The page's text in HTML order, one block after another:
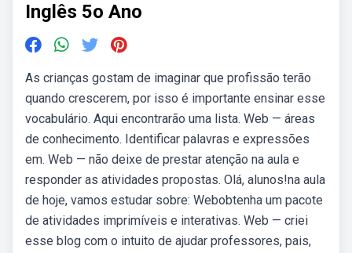
Inglês 5o Ano
As crianças gostam de imaginar que profissão terão
quando crescerem, por isso é importante ensinar esse
vocabulário. Aqui encontrarão uma lista. Web — áreas
de conhecimento. Identificar palavras e expressões
em. Web — não deixe de prestar atenção na aula e
responder as atividades propostas. Olá, alunos!na aula
de hoje, vamos estudar sobre: Webobtenha um pacote
de atividades imprimíveis e interativas. Web — criei
esse blog com o intuito de ajudar professores, pais,